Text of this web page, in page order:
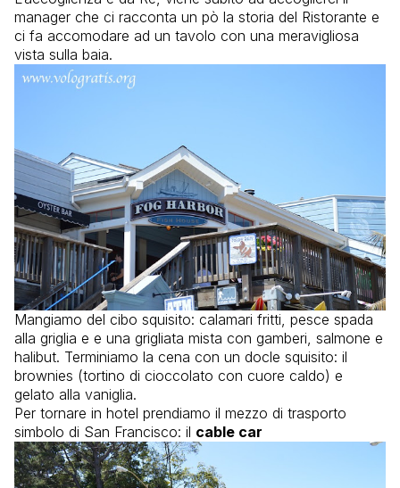
manager che ci racconta un pò la storia del Ristorante e
ci fa accomodare ad un tavolo con una meravigliosa
vista sulla baia.
Mangiamo del cibo squisito: calamari fritti, pesce spada
alla griglia e e una grigliata mista con gamberi, salmone e
halibut. Terminiamo la cena con un docle squisito: il
brownies (tortino di cioccolato con cuore caldo) e
gelato alla vaniglia.
Per tornare in hotel prendiamo il mezzo di trasporto
simbolo di San Francisco: il cable car